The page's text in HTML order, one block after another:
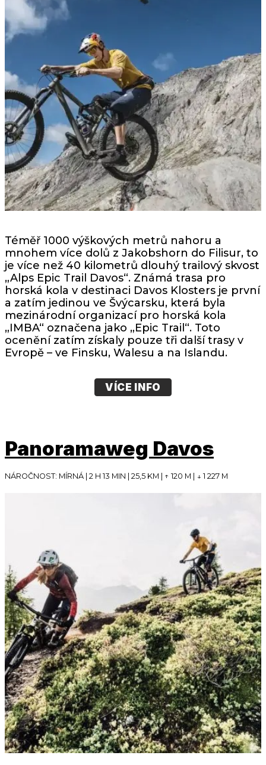
Téměř 1000 výškových metrů nahoru a
mnohem více dolů z Jakobshorn do Filisur, to
je více než 40 kilometrů dlouhý trailový skvost
„Alps Epic Trail Davos“. Známá trasa pro
horská kola v destinaci Davos Klosters je první
a zatím jedinou ve Švýcarsku, která byla
mezinárodní organizací pro horská kola
„IMBA“ označena jako „Epic Trail“. Toto
ocenění zatím získaly pouze tři další trasy v
Evropě – ve Finsku, Walesu a na Islandu.
VÍCE INFO
Panoramaweg Davos
NÁROČNOST: MÍRNÁ | 2 H 13 MIN | 25,5 KM | ↑ 1­20 M | ↓ 1 227 M